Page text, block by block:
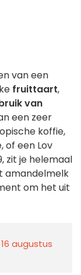
van een
fruittaart,
van
een zeer
koffie,
of een Lov
zit je helemaal
amandelmelk
om het uit
augustus